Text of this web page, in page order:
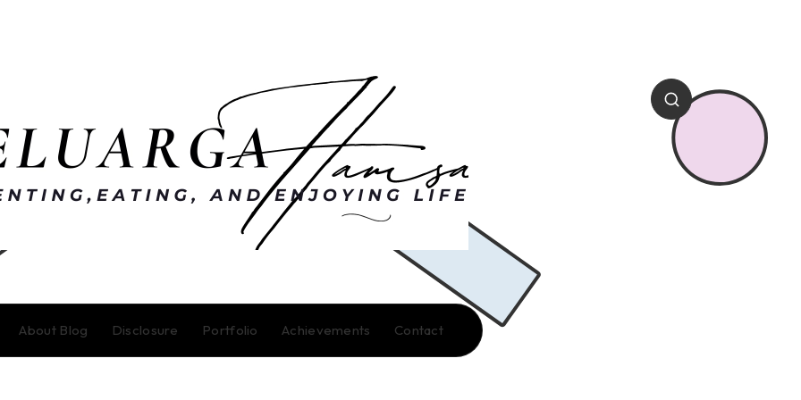
About Blog Disclosure Portfolio Achievements Contact